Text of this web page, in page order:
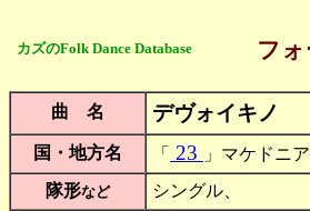
カズのFolk Dance Database フ
曲 名 デヴォイキノ
国・地方名 「 23
」マケドニ
隊形など
シングル、